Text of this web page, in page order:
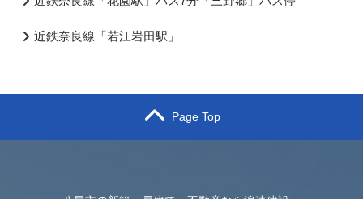
近鉄奈良線「若江岩田駅」
Page Top